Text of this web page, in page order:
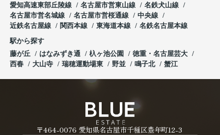
愛知高速東部丘陵線
名古屋市営東山線
名鉄犬山線
名古屋市営名城線
名古屋市営桜通線
中央線
近鉄名古屋線
関西本線 東海道本線 名鉄名古屋本線
駅から探す
藤が丘
はなみずき通 杁ヶ池公園
徳重・名古屋芸大
西春
大山寺 瑞穂運動場東 野並 鳴子北 蟹江
〒464-0076 愛知県名古屋市千種区豊年町12-3